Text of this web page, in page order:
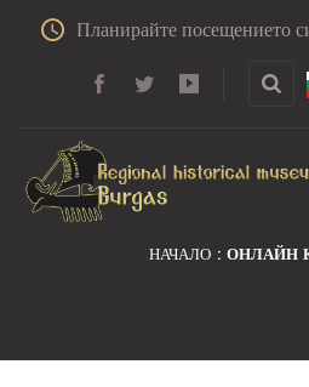
Планирайте посещението
НАЧАЛО ОНЛАЙН